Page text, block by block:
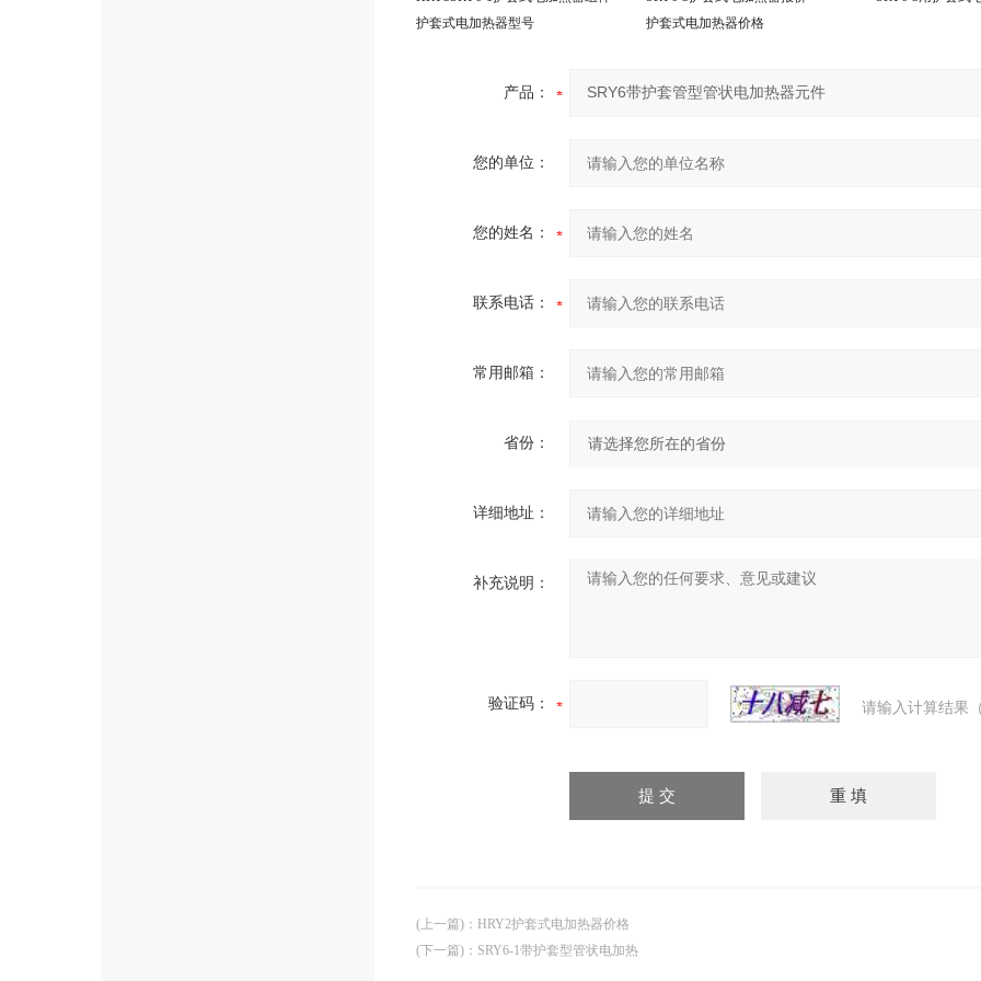
护套式电加热器型号
护套式电加热器价格
产品：
您的单位：
您的姓名：
联系电话：
常用邮箱：
省份：
详细地址：
补充说明：
验证码： 请输入计算结果
(上一篇) ： HRY2护套式电加热器价格
(下一篇) ： SRY6-1带护套型管状电加热